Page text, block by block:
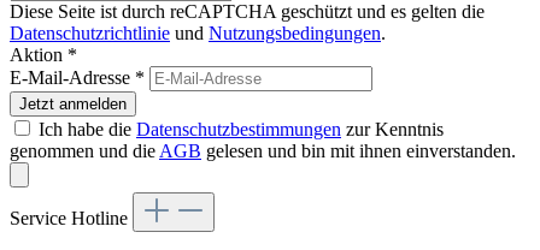
Diese Seite ist durch reCAPTCHA geschützt und es gelten die
Datenschutzrichtlinie und Nutzungsbedingungen.
Aktion *
E-Mail-Adresse *
Jetzt anmelden
Ich habe die Datenschutzbestimmungen zur Kenntnis
genommen und die AGB gelesen und bin mit ihnen einverstanden.
Service Hotline